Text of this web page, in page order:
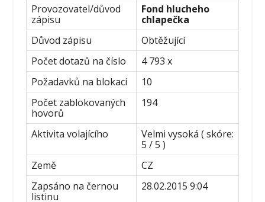
Provozovatel/důvod
zápisu
Fond hlucheho
chlapečka
Důvod zápisu
Obtěžující
Počet dotazů na číslo
4 793 x
Požadavků na blokaci
10
Počet zablokovaných
hovorů
194
Aktivita volajícího
Velmi vysoká ( skóre:
5 / 5 )
Země
CZ
Zapsáno na černou
listinu
28.02.2015 9:04